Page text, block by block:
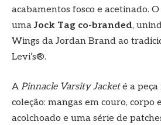
acabamentos fosco e acetinado.
umaJock Tag co-branded,
Wings da Jordan Brand ao
Levi’s®.
A Pinnacle Varsity Jacketé a
coleção: mangas em couro, corpo
acolchoado e uma série de